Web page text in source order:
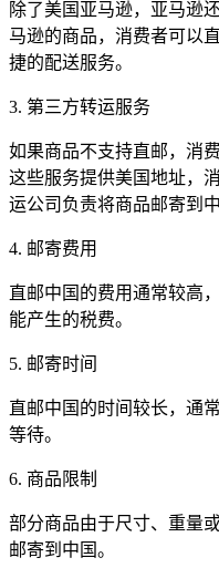
除了美国亚马逊，亚马逊
马逊的商品，消费者可以
捷的配送服务。
3. 第三方转运服务
如果商品不支持直邮，消
这些服务提供美国地址，
运公司负责将商品邮寄到中
4. 邮寄费用
直邮中国的费用通常较高
能产生的税费。
5. 邮寄时间
直邮中国的时间较长，通
等待。
6. 商品限制
部分商品由于尺寸、重量
邮寄到中国。